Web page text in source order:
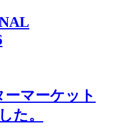
マーケット
た。